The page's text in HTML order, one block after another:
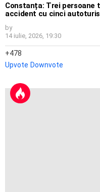
Constanța: Trei persoane
accident cu cinci
by
14 iulie, 2026, 19:30
478
Upvote Downvote